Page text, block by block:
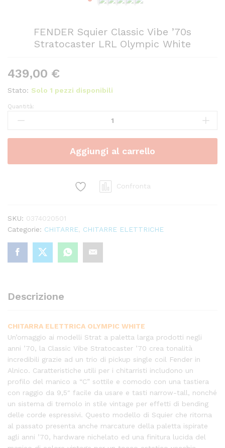
FENDER Squier Classic Vibe ’70s
Stratocaster LRL Olympic White
439,00 €
Stato: Solo 1 pezzi disponibili
FENDER
Squier
Vibe
Stratocaster
Quantità:
Aggiungi al carrello
Confronta
SKU: 0374020501
Categorie: CHITARRE CHITARRE ELETTRICHE
Descrizione
CHITARRA ELETTRICA OLYMPIC WHITE
Un’omaggio ai modelli Strat a paletta larga prodotti negli
anni ’70, la Classic Vibe Stratocaster ’70 crea tonalità
incredibili grazie ad un trio di pickup single coil Fender in
Alnico. Caratteristiche utili per i chitarristi includono un
profilo del manico a “C” sottile e comodo con una tastiera
con raggio da 9,5″ facile da usare e tasti narrow-tall, nonché
un sistema di tremolo in stile vintage per effetti di bending
delle corde espressivi. Questo modello di Squier che ritorna
al passato presenta anche marcature della paletta ispirate
agli anni ’70, hardware nichelato ed una finitura lucida del